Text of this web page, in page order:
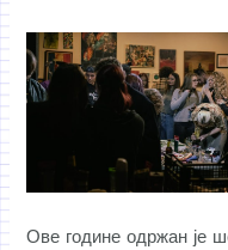
Ове године одржан је